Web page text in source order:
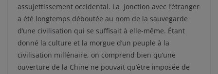
assujettissement occidental. La jonction avec l’étranger
a été longtemps déboutée au nom de la sauvegarde
d’une civilisation qui se suffisait à elle-même. Étant
donné la culture et la morgue d’un peuple à la
civilisation millénaire, on comprend bien qu’une
ouverture de la Chine ne pouvait qu’être imposée de